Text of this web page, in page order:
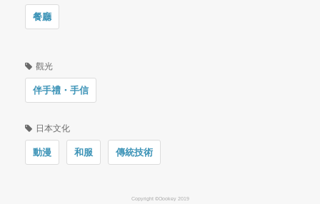
餐廳
觀光
伴手禮・手信
日本文化
動漫 和服 傳統技術
Copyright ©Oookey 2019